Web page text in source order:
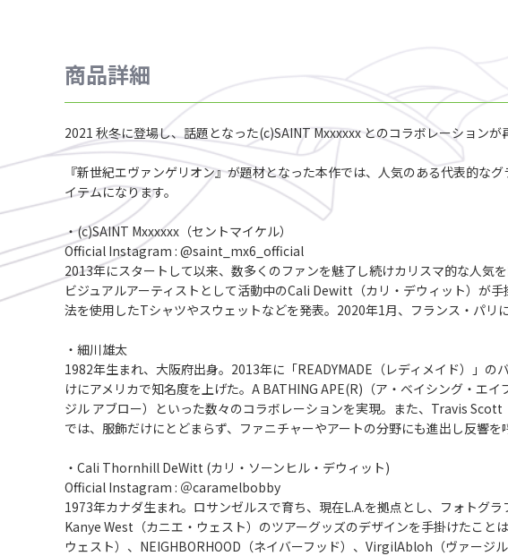
商品詳細
2021 秋冬に登場し、話題となった(c)SAINT Mxxxxxx とのコラボレーションが
『新世紀エヴァンゲリオン』が題材となった本作では、人気のある代表的な
イテムになります。
・(c)SAINT Mxxxxxx（セントマイケル）
Official Instagram : @saint_mx6_official
2013年にスタートして以来、数多くのファンを魅了し続けカリスマ的な人気
ビジュアルアーティストとして活動中のCali Dewitt（カリ・デウィット）が
法を使用したTシャツやスウェットなどを発表。2020年1月、フランス・パリ
・細川雄太
1982年生まれ、大阪府出身。2013年に「READYMADE（レディメイド）」
けにアメリカで知名度を上げた。A BATHING APE(R)（ア・ベイシング・エ
ジル アブロー）といった数々のコラボレーションを実現。また、Travis
では、服飾だけにとどまらず、ファニチャーやアートの分野にも進出し反響
・Cali Thornhill DeWitt (カリ・ソーンヒル・デウィット)
Official Instagram : ＠caramelbobby
1973年カナダ生まれ。ロサンゼルスで育ち、現在L.A.を拠点とし、フォトグ
Kanye West（カニエ・ウェスト）のツアーグッズのデザインを手掛けたこと
ウェスト）、NEIGHBORHOOD（ネイバーフッド）、VirgilAbloh（ヴァージ